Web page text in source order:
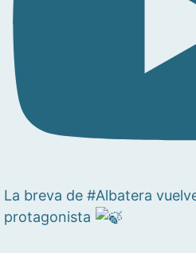
La breva de #Albatera
protagonista